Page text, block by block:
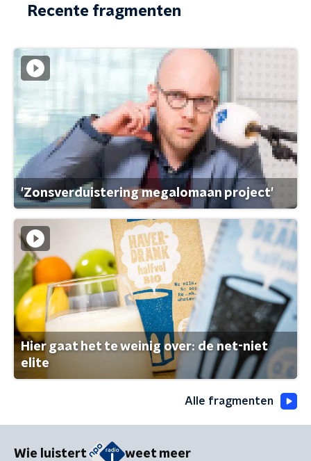
Recente fragmenten
'Zonsverduistering megalomaan project'
Hier gaat het te weinig over: de net-niet
elite
Alle fragmenten
Wie luistert weet meer